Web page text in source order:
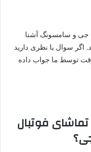
جی و سامسونگ آشنا
اگر سوال یا نظری دارید
توسط ما جواب داده
فوتبال